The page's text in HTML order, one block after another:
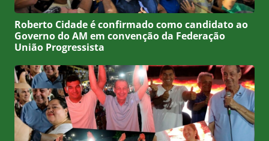
Roberto Cidade é confirmado como candidato ao
Governo do AM em convenção da Federação
União Progressista